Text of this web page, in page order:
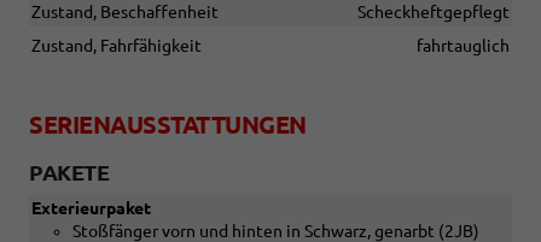
Zustand, Beschaffenheit
Scheckheftgepflegt
Zustand, Fahrfähigkeit
fahrtauglich
SERIENAUSSTATTUNGEN
PAKETE
Exterieurpaket
Stoßfänger vorn und hinten in Schwarz, genarbt (2JB)